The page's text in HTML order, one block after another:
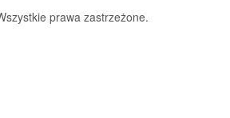
prawa zastrzeżone.